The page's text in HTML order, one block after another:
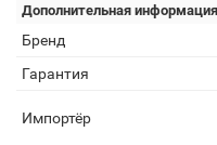
Дополнительная информация
Бренд
Гарантия
Импортёр